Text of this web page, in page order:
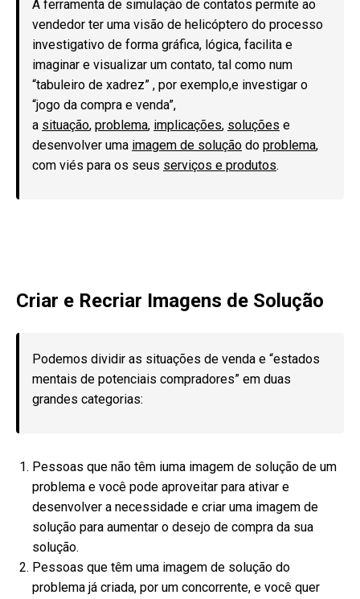
A ferramenta de simulação de contatos permite ao
vendedor ter uma visão de helicóptero do processo
investigativo de forma gráfica, lógica, facilita e
imaginar e visualizar um contato, tal como num
“tabuleiro de xadrez” , por exemplo,e investigar o
“jogo da compra e venda”,
a situação, problema, implicações, soluções e
desenvolver uma imagem de solução do problema,
com viés para os seus serviços e produtos.
Criar e Recriar Imagens de Solução
Podemos dividir as situações de venda e “estados
mentais de potenciais compradores” em duas
grandes categorias:
Pessoas que não têm iuma imagem de solução de um
problema e você pode aproveitar para ativar e
desenvolver a necessidade e criar uma imagem de
solução para aumentar o desejo de compra da sua
solução.
Pessoas que têm uma imagem de solução do
problema já criada, por um concorrente, e você quer